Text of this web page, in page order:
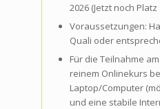
2026 (Jetzt noch
Voraussetzungen:
Quali oder
Für die Teilnahme
reinem Onlinekurs
Laptop/Computer
und eine stabile